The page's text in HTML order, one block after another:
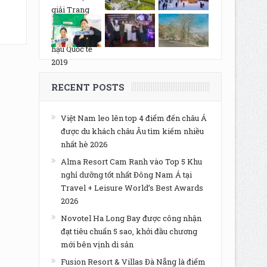
RECENT POSTS
Việt Nam leo lên top 4 điểm đến châu Á
được du khách châu Âu tìm kiếm nhiều
nhất hè 2026
Alma Resort Cam Ranh vào Top 5 Khu
nghỉ dưỡng tốt nhất Đông Nam Á tại
Travel + Leisure World’s Best Awards
2026
Novotel Ha Long Bay được công nhận
đạt tiêu chuẩn 5 sao, khởi đầu chương
mới bên vịnh di sản
Fusion Resort & Villas Đà Nẵng là điểm